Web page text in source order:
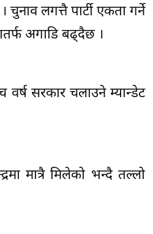
चुनाव लगत्तै पार्टी एकता गर्ने
अगाडि बढ्दैछ ।
सरकार चलाउने म्यान्डेट
मात्रै मिलेको भन्दै तल्लो